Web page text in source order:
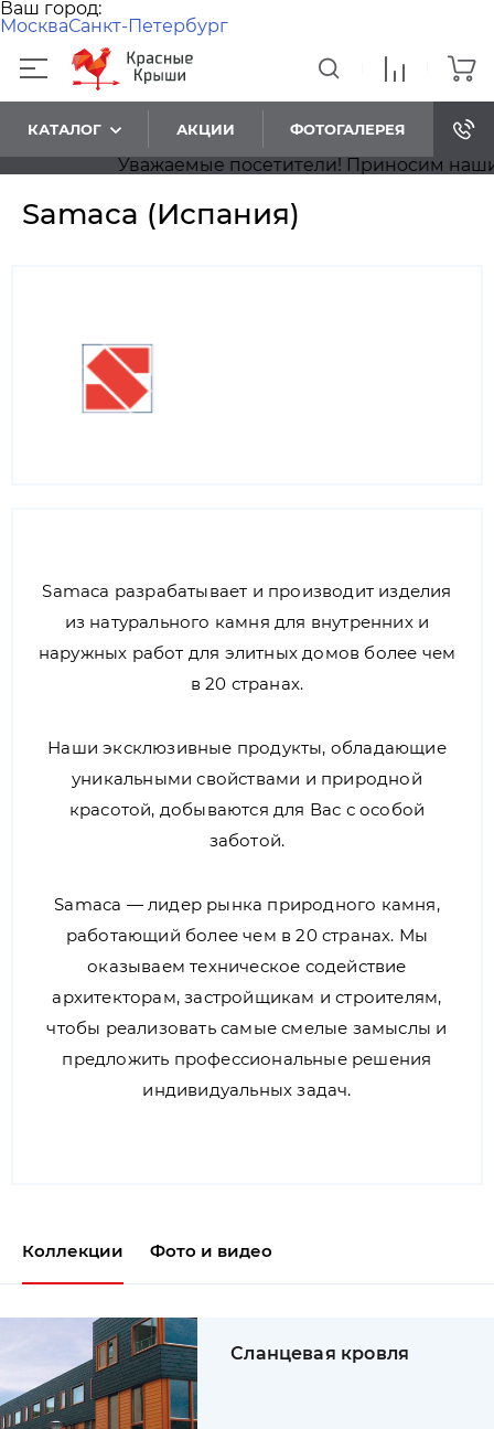
Ваш город:
МоскваСанкт-Петербург
КАТАЛОГ АКЦИИ ФОТОГАЛЕРЕЯ
Уважаемые посетители! Приносим наши
Samaca (Испания)
Samaca разрабатывает и производит изделия
из натурального камня для внутренних и
наружных работ для элитных домов более чем
в 20 странах.
Наши эксклюзивные продукты, обладающие
уникальными свойствами и природной
красотой, добываются для Вас с особой
заботой.
Samaca — лидер рынка природного камня,
работающий более чем в 20 странах. Мы
оказываем техническое содействие
архитекторам, застройщикам и строителям,
чтобы реализовать самые смелые замыслы и
предложить профессиональные решения
индивидуальных задач.
Коллекции Фото и видео
Сланцевая кровля